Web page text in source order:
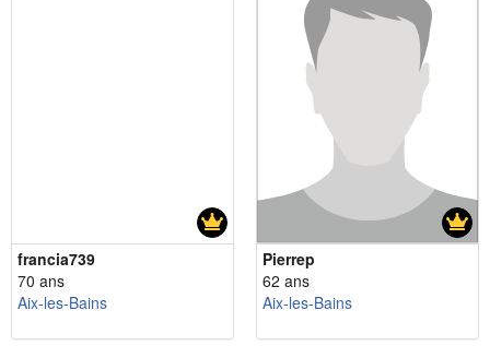
francia739
70 ans
Aix-les-Bains
Pierrep
62 ans
Aix-les-Bains